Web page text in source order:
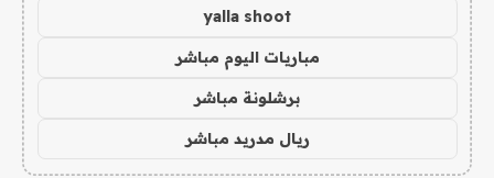
yalla shoot
مباريات اليوم مباشر
برشلونة مباشر
ريال مدريد مباشر